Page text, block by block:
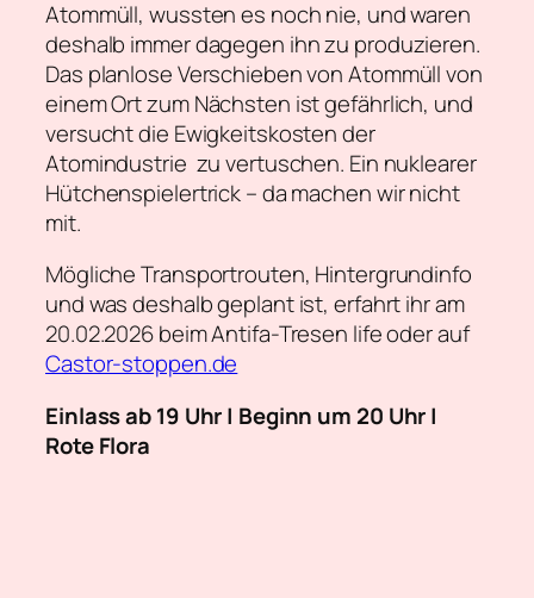
Atommüll, wussten es noch nie, und waren
deshalb immer dagegen ihn zu produzieren.
Das planlose Verschieben von Atommüll von
einem Ort zum Nächsten ist gefährlich, und
versucht die Ewigkeitskosten der
Atomindustrie zu vertuschen. Ein nuklearer
Hütchenspielertrick – da machen wir nicht
mit.
Mögliche Transportrouten, Hintergrundinfo
und was deshalb geplant ist, erfahrt ihr am
20.02.2026 beim Antifa-Tresen life oder auf
Castor-stoppen.de
Einlass ab 19 Uhr | Beginn um 20 Uhr |
Rote Flora